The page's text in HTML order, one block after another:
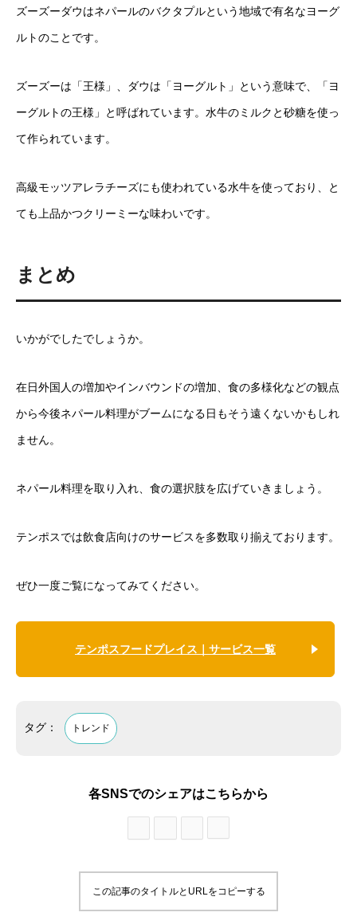
ズーズーダウはネパールのバクタプルという地域で有名なヨーグ
ルトのことです。
ズーズーは「王様」、ダウは「ヨーグルト」という意味で、「ヨ
ーグルトの王様」と呼ばれています。水牛のミルクと砂糖を使っ
て作られています。
高級モッツアレラチーズにも使われている水牛を使っており、と
ても上品かつクリーミーな味わいです。
まとめ
いかがでしたでしょうか。
在日外国人の増加やインバウンドの増加、食の多様化などの観点
から今後ネパール料理がブームになる日もそう遠くないかもしれ
ません。
ネパール料理を取り入れ、食の選択肢を広げていきましょう。
テンポスでは飲食店向けのサービスを多数取り揃えております。
ぜひ一度ご覧になってみてください。
テンポスフードプレイス｜サービス一覧
タグ： トレンド
各SNSでのシェアはこちらから
この記事のタイトルとURLをコピーする